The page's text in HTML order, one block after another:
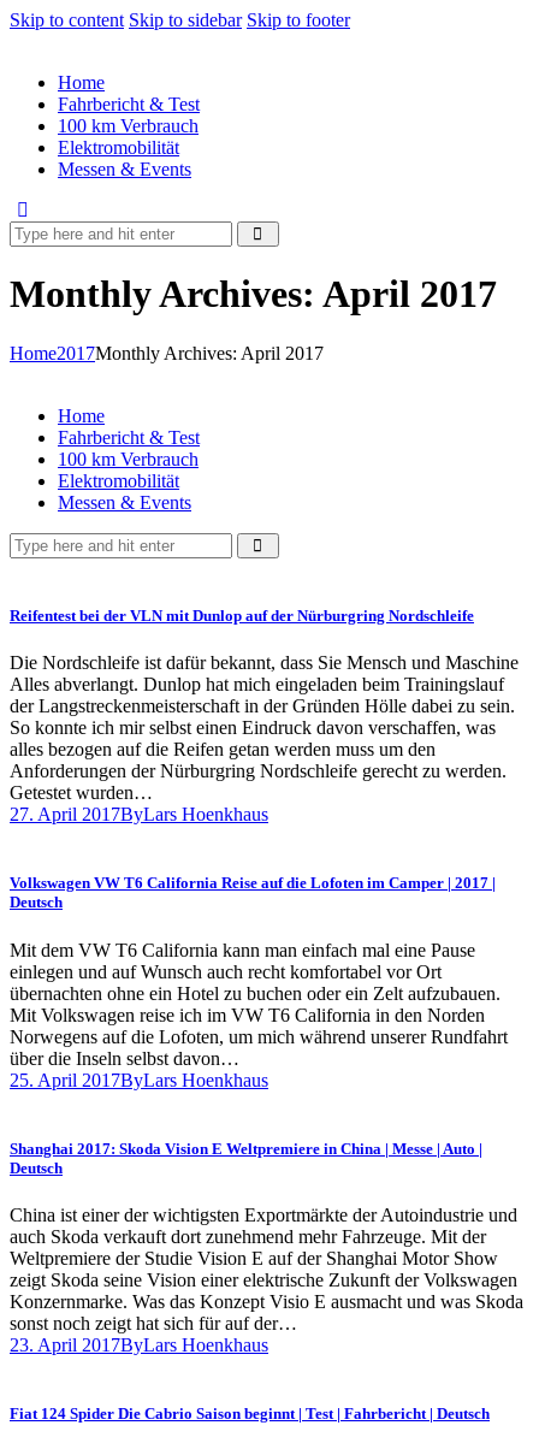
Skip to content Skip to sidebar Skip to footer
Home
Fahrbericht & Test
100 km Verbrauch
Elektromobilität
Messen & Events
Monthly Archives: April 2017
Home2017Monthly Archives: April 2017
Home
Fahrbericht & Test
100 km Verbrauch
Elektromobilität
Messen & Events
Reifentest bei der VLN mit Dunlop auf der Nürburgring Nordschleife
Die Nordschleife ist dafür bekannt, dass Sie Mensch und Maschine
Alles abverlangt. Dunlop hat mich eingeladen beim Trainingslauf
der Langstreckenmeisterschaft in der Gründen Hölle dabei zu sein.
So konnte ich mir selbst einen Eindruck davon verschaffen, was
alles bezogen auf die Reifen getan werden muss um den
Anforderungen der Nürburgring Nordschleife gerecht zu werden.
Getestet wurden…
27. April 2017ByLars Hoenkhaus
Volkswagen VW T6 California Reise auf die Lofoten im Camper | 2017 |
Deutsch
Mit dem VW T6 California kann man einfach mal eine Pause
einlegen und auf Wunsch auch recht komfortabel vor Ort
übernachten ohne ein Hotel zu buchen oder ein Zelt aufzubauen.
Mit Volkswagen reise ich im VW T6 California in den Norden
Norwegens auf die Lofoten, um mich während unserer Rundfahrt
über die Inseln selbst davon…
25. April 2017ByLars Hoenkhaus
Shanghai 2017: Skoda Vision E Weltpremiere in China | Messe | Auto |
Deutsch
China ist einer der wichtigsten Exportmärkte der Autoindustrie und
auch Skoda verkauft dort zunehmend mehr Fahrzeuge. Mit der
Weltpremiere der Studie Vision E auf der Shanghai Motor Show
zeigt Skoda seine Vision einer elektrische Zukunft der Volkswagen
Konzernmarke. Was das Konzept Visio E ausmacht und was Skoda
sonst noch zeigt hat sich für auf der…
23. April 2017ByLars Hoenkhaus
Fiat 124 Spider Die Cabrio Saison beginnt | Test | Fahrbericht | Deutsch